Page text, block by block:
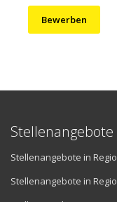
Bewerben
Stellenangebote
Stellenangebote in
Stellenangebote in